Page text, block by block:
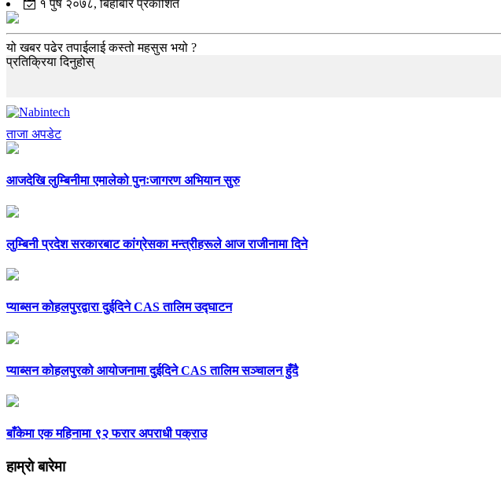
१ पुष २०७८, बिहीबार प्रकाशित
यो खबर पढेर तपाईलाई कस्तो महसुस भयो ?
प्रतिक्रिया दिनुहोस्
ताजा अपडेट
आजदेखि लुम्बिनीमा एमालेको पुनःजागरण अभियान सुरु
लुम्बिनी प्रदेश सरकारबाट कांग्रेसका मन्त्रीहरूले आज राजीनामा दिने
प्याब्सन कोहलपुरद्वारा दुईदिने CAS तालिम उद्घाटन
प्याब्सन कोहलपुरको आयोजनामा दुईदिने CAS तालिम सञ्चालन हुँदै
बाँकेमा एक महिनामा ९२ फरार अपराधी पक्राउ
हाम्राे बारेमा